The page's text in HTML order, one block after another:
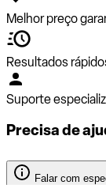
Melhor preço
Resultados
Suporte
Precisa de
Falar com